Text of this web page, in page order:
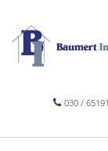
030 /